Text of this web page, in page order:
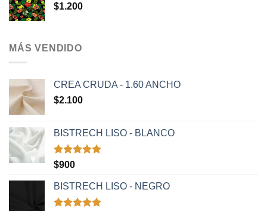
$1.200
MÁS VENDIDO
CREA CRUDA - 1.60 ANCHO
$2.100
BISTRECH LISO - BLANCO
Valorado
de 5
$900
BISTRECH LISO - NEGRO